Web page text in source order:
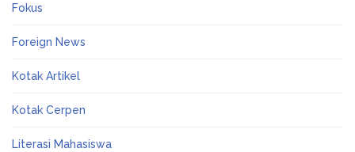
Fokus
Foreign News
Kotak Artikel
Kotak Cerpen
Literasi Mahasiswa